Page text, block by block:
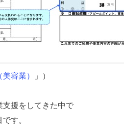
容業） 」）
支援をしてきた中で
す。